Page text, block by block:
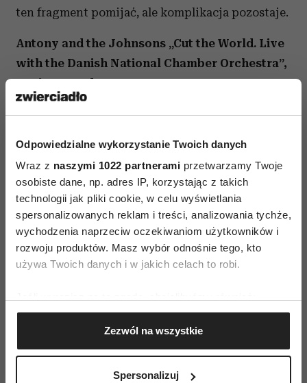
Odpowiedzialne wykorzystanie Twoich danych
Wraz z naszymi 1022 partnerami przetwarzamy Twoje
osobiste dane, np. adres IP, korzystając z takich
technologii jak pliki cookie, w celu wyświetlania
spersonalizowanych reklam i treści, analizowania tychże,
wychodzenia naprzeciw oczekiwaniom użytkowników i
rozwoju produktów. Masz wybór odnośnie tego, kto
używa Twoich danych i w jakich celach to robi.
Gromadzić dane dotyczące Twojej lokalizacji
geograficznej z dokładnością nawet do kilku metrów
Identyfikować Twoje urządzenie, aktywnie
Zezwól na wszystkie
Spersonalizuj
ten fragment pomijać, ale komplikacja pozostaje.
Antony and the Johnsons „Cut the World. Live
with the Danish National Chamber Orchestra”,
Sonic Records
AUTOPROMOCJA